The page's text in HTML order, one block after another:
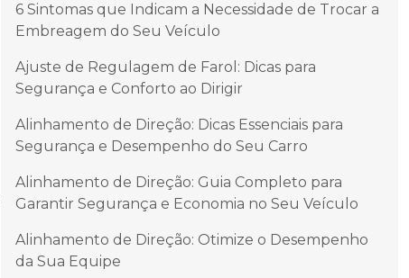
6 Sintomas que Indicam a Necessidade de Trocar a
Embreagem do Seu Veículo
Ajuste de Regulagem de Farol: Dicas para
Segurança e Conforto ao Dirigir
Alinhamento de Direção: Dicas Essenciais para
Segurança e Desempenho do Seu Carro
Alinhamento de Direção: Guia Completo para
Garantir Segurança e Economia no Seu Veículo
Alinhamento de Direção: Otimize o Desempenho
da Sua Equipe